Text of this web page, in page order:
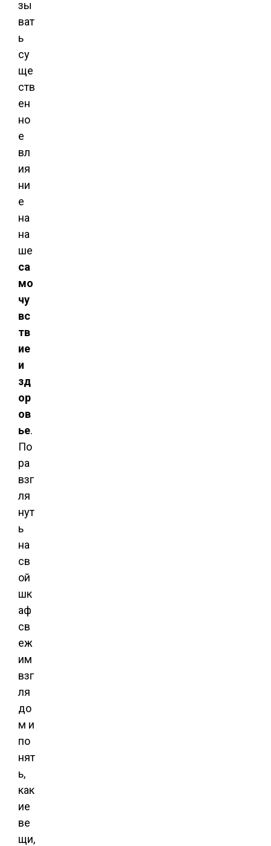
зы
ват
ь
су
ще
ств
ен
но
е
вл
ия
ни
е
на
на
ше
са
мо
чу
вс
тв
ие
и
зд
ор
ов
ье.
По
ра
взг
ля
нут
ь
на
св
ой
шк
аф
св
еж
им
взг
ля
до
м и
по
нят
ь,
как
ие
ве
щи,